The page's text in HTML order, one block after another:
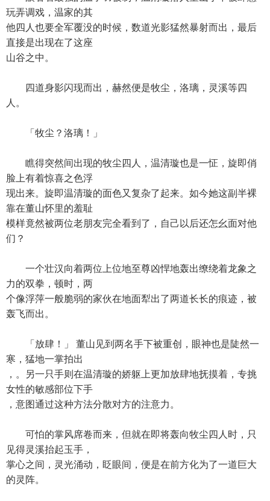
玩弄调戏，温家的其
他四人也要全军覆没的时候，数道光影猛然暴射而出，最后
直接是出现在了这座
山谷之中。
四道身影闪现而出，赫然便是牧尘，洛璃，灵溪等四
人。
「牧尘？洛璃！」
瞧得突然间出现的牧尘四人，温清璇也是一怔，旋即俏
脸上有着惊喜之色浮
现出来。旋即温清璇的面色又复杂了起来。如今她这副半裸
靠在董山怀里的羞耻
模样竟然被两位老朋友完全看到了，自己以后还怎幺面对他
们？
一个壮汉向着两位上位地至尊凶悍地轰出缭绕着龙象之
力的双拳，顿时，两
个像浮萍一般脆弱的家伙在地面犁出了两道长长的痕迹，被
轰飞而出。
「放肆！」 董山见到两名手下被重创，眼神也是陡然一
寒，猛地一掌拍出
，。另一只手则在温清璇的娇躯上更加放肆地抚摸着，专挑
女性的敏感部位下手
，意图通过这种方法分散对方的注意力。
可怕的掌风席卷而来，但就在即将轰向牧尘四人时，只
见得灵溪抬起玉手，
掌心之间，灵光涌动，眨眼间，便是在前方化为了一道巨大
的灵阵。